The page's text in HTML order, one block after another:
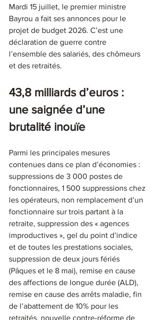
Mardi 15 juillet, le premier ministre
Bayrou a fait ses annonces pour le
projet de budget 2026. C’est une
déclaration de guerre contre
l’ensemble des salariés, des chômeurs
et des retraités.
43,8 milliards d’euros :
une saignée d’une
brutalité inouïe
Parmi les principales mesures
contenues dans ce plan d’économies :
suppressions de 3 000 postes de
fonctionnaires, 1 500 suppressions chez
les opérateurs, non remplacement d’un
fonctionnaire sur trois partant à la
retraite, suppression des « agences
improductives », gel du point d’indice
et de toutes les prestations sociales,
suppression de deux jours fériés
(Pâques et le 8 mai), remise en cause
des affections de longue durée (ALD),
remise en cause des arrêts maladie, fin
de l’abattement de 10% pour les
retraités, nouvelle contre-réforme de